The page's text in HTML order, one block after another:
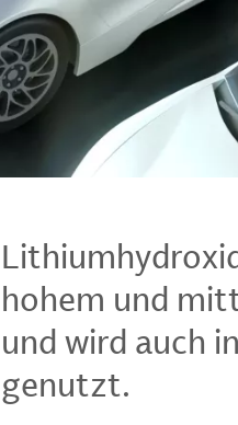
hohem und
und wird auch
genutzt.